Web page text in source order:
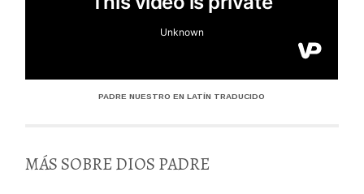
PADRE NUESTRO EN LATÍN TRADUCIDO
MÁS SOBRE DIOS PADRE